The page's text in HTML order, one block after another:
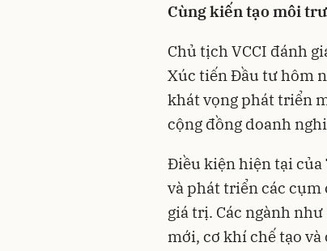
Cùng kiến tạo môi
Chủ tịch VCCI đánh
Xúc tiến Đầu tư hôm
khát vọng phát triển
cộng đồng doanh
Điều kiện hiện tại
và phát triển các
giá trị. Các ngành
mới, cơ khí chế tạo